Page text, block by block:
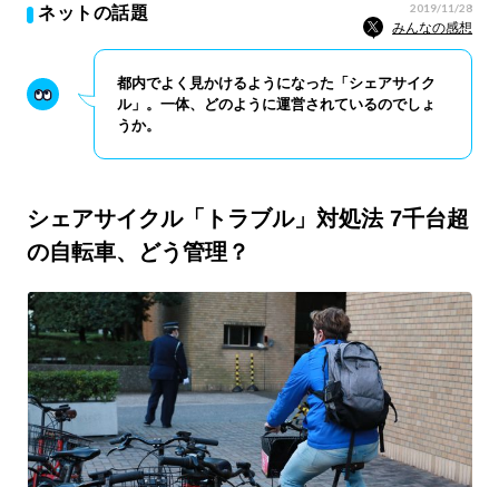
ネットの話題 2019/11/28
みんなの感想
都内でよく見かけるようになった「シェアサイク
ル」。一体、どのように運営されているのでしょ
うか。
シェアサイクル「トラブル」対処法 7千台超
の自転車、どう管理？